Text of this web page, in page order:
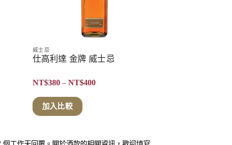
威士忌
仕高利達 金牌 威士忌
NT$380 – NT$400價
加入比較